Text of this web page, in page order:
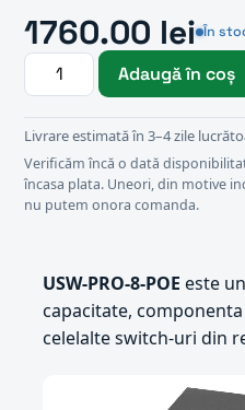
1760.00 lei În
Adaugă în coș
Livrare estimată în 3–4 zile
Verificăm încă o dată
încasa plata. Uneori, din motive
nu putem onora comanda.
USW-PRO-8-POE este
capacitate,
celelalte switch-uri din